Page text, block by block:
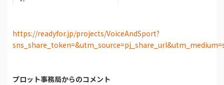
https://readyfor.jp/projects/VoiceAndSport?
プロット事務局からのコメント